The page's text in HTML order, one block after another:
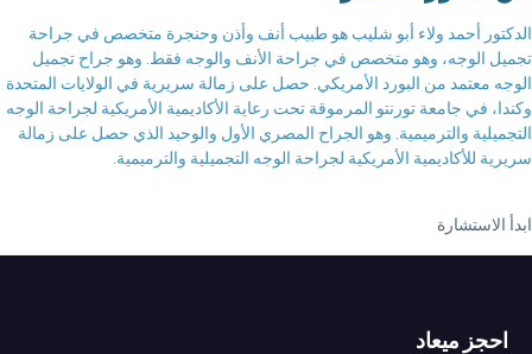
الدكتور أحمد ولاء أبو شليب هو طبيب أنف وأذن وحنجرة متخصص في جراحة
تجميل الوجه، وهو متخصص في جراحة الأنف والوجه فقط. وهو جراح تجميل
الوجه معتمد من البورد الأمريكي. حصل على زمالة سريرية في الولايات المتحدة
وكندا، في جامعة تورنتو المرموقة تحت رعاية الأكاديمية الأمريكية لجراحة الوجه
التجميلية والترميمية. وهو الجراح المصري الأول والوحيد الذي حصل على زمالة
سريرية للأكاديمية الأمريكية لجراحة الوجه التجميلية والترميمية.
ابدأ الاستشارة
احجز ميعاد